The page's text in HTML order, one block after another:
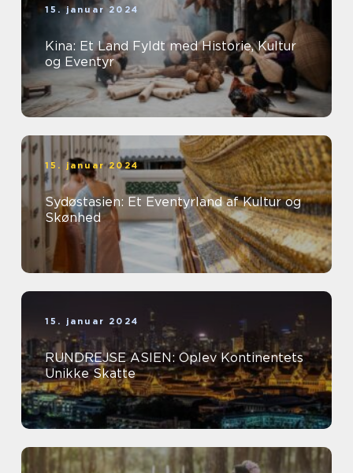
15. januar 2024
Kina: Et Land Fyldt med Historie, Kultur
og Eventyr
15. januar 2024
Sydøstasien: Et Eventyrland af Kultur og
Skønhed
15. januar 2024
RUNDREJSE ASIEN: Oplev Kontinentets
Unikke Skatte